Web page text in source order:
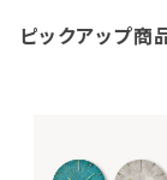
ピックアップ商